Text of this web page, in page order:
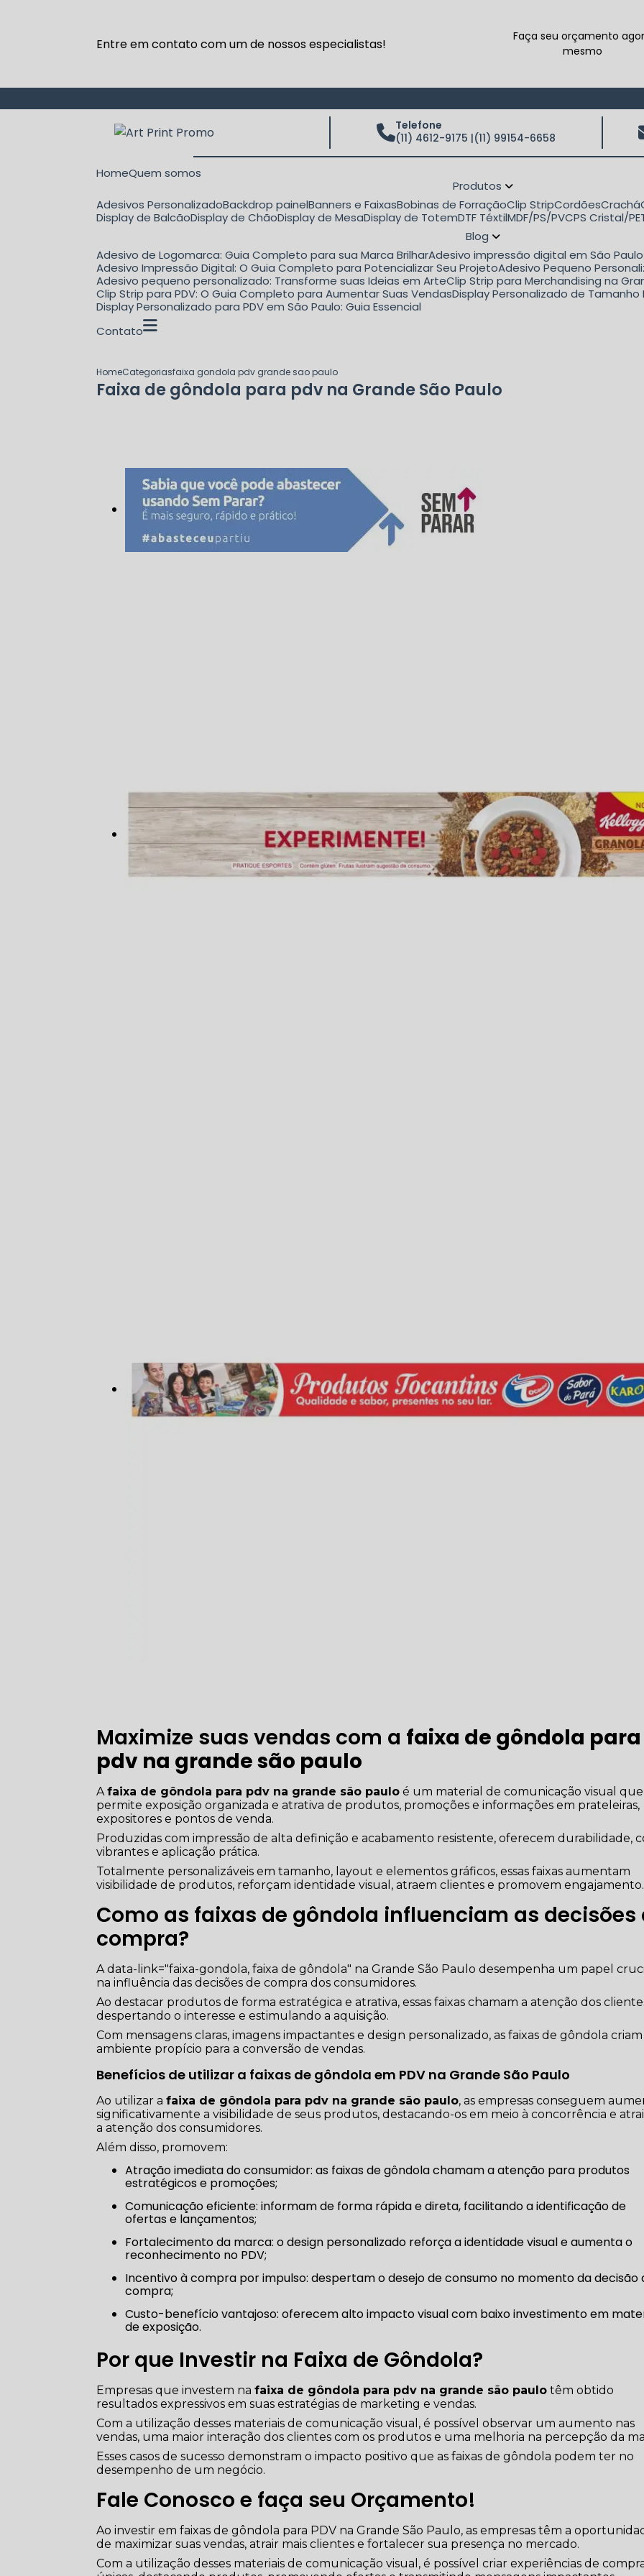
Entre em contato com um de nossos especialistas!
Faça seu orçamento
mesmo
Telefone
(11) 4612-9175 |(11) 99154-6658
Home Quem somos
Produtos
Adesivos Personalizado Backdrop painel Banners e Faixas Bobinas de Forração Clip Strip Cordões Crachá
Display de Balcão Display de Chão Display de Mesa Display de Totem DTF Téxtil MDF/PS/PVC PS Cristal/
Blog
Adesivo de Logomarca: Guia Completo para sua Marca Brilhar Adesivo impressão digital em São
Adesivo Impressão Digital: O Guia Completo para Potencializar Seu Projeto Adesivo Pequeno
Adesivo pequeno personalizado: Transforme suas Ideias em Arte Clip Strip para Merchandising na
Clip Strip para PDV: O Guia Completo para Aumentar Suas Vendas Display Personalizado de
Display Personalizado para PDV em São Paulo: Guia Essencial
Contato
HomeCategoriasfaixa gondola pdv grande sao paulo
Faixa de gôndola para pdv na Grande São Paulo
Maximize suas vendas com a faixa de gôndola para
pdv na grande são paulo
Afaixa de gôndola para pdv na grande são paulo é um material de comunicação visual que
permite exposição organizada e atrativa de produtos, promoções e informações em prateleiras,
expositores e pontos de venda.
Produzidas com impressão de alta definição e acabamento resistente, oferecem durabilidade,
vibrantes e aplicação prática.
Totalmente personalizáveis em tamanho, layout e elementos gráficos, essas faixas aumentam
visibilidade de produtos, reforçam identidade visual, atraem clientes e promovem engajamento.
Como as faixas de gôndola influenciam as decisões
compra?
A data-link="faixa-gondola, faixa de gôndola" na Grande São Paulo desempenha um papel
na influência das decisões de compra dos consumidores.
Ao destacar produtos de forma estratégica e atrativa, essas faixas chamam a atenção dos
despertando o interesse e estimulando a aquisição.
Com mensagens claras, imagens impactantes e design personalizado, as faixas de gôndola
ambiente propício para a conversão de vendas.
Benefícios de utilizar a faixas de gôndola em PDV na Grande São Paulo
Ao utilizar afaixa de gôndola para pdv na grande são paulo, as empresas conseguem
significativamente a visibilidade de seus produtos, destacando-os em meio à concorrência e
a atenção dos consumidores.
Além disso, promovem:
Atração imediata do consumidor: as faixas de gôndola chamam a atenção para produtos
estratégicos e promoções;
Comunicação eficiente: informam de forma rápida e direta, facilitando a identificação de
ofertas e lançamentos;
Fortalecimento da marca: o design personalizado reforça a identidade visual e aumenta o
reconhecimento no PDV;
Incentivo à compra por impulso: despertam o desejo de consumo no momento da decisão de
compra;
Custo-benefício vantajoso: oferecem alto impacto visual com baixo investimento em materiais
de exposição.
Por que Investir na Faixa de Gôndola?
Empresas que investem nafaixa de gôndola para pdv na grande são paulo têm obtido
resultados expressivos em suas estratégias de marketing e vendas.
Com a utilização desses materiais de comunicação visual, é possível observar um aumento nas
vendas, uma maior interação dos clientes com os produtos e uma melhoria na percepção da
Esses casos de sucesso demonstram o impacto positivo que as faixas de gôndola podem ter no
desempenho de um negócio.
Fale Conosco e faça seu Orçamento!
Ao investir em faixas de gôndola para PDV na Grande São Paulo, as empresas têm a
de maximizar suas vendas, atrair mais clientes e fortalecer sua presença no mercado.
Com a utilização desses materiais de comunicação visual, é possível criar experiências de